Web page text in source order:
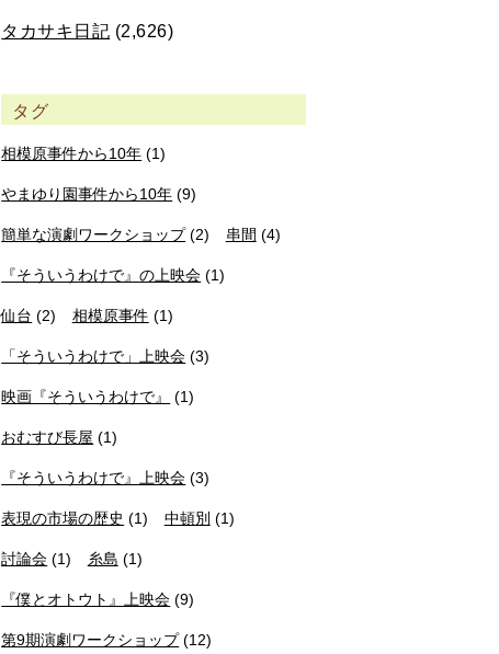
タカサキ日記 (2,626)
タグ
相模原事件から10年 (1)
やまゆり園事件から10年 (9)
簡単な演劇ワークショップ(2) 串間 (4)
『そういうわけで』の上映会 (1)
仙台 (2) 相模原事件 (1)
「そういうわけで」上映会 (3)
映画『そういうわけで』 (1)
おむすび長屋 (1)
『そういうわけで』上映会 (3)
表現の市場の歴史 (1) 中頓別 (1)
討論会 (1) 糸島 (1)
『僕とオトウト』上映会 (9)
第9期演劇ワークショップ(12)